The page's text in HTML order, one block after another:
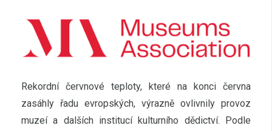
Rekordní červnové teploty, které na konci června
zasáhly řadu evropských, výrazně ovlivnily provoz
muzeí a dalších institucí kulturního dědictví. Podle